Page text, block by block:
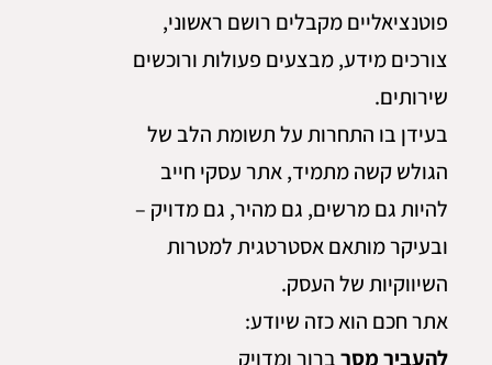
פוטנציאליים מקבלים רושם ראשוני,
צורכים מידע, מבצעים פעולות ורוכשים
שירותים.
בעידן בו התחרות על תשומת הלב של
הגולש קשה מתמיד, אתר עסקי חייב
להיות גם מרשים, גם מהיר, גם מדויק –
ובעיקר מותאם אסטרטגית למטרות
השיווקיות של העסק.
אתר חכם הוא כזה שיודע:
להעביר מסרברור ומדויק